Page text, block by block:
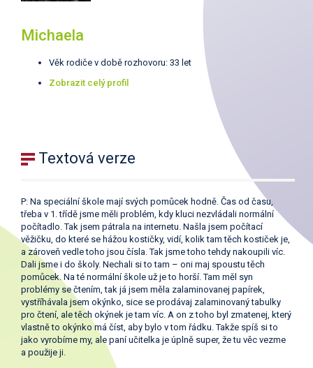
Michaela
Věk rodiče v době rozhovoru: 33 let
Zobrazit celý profil
Textová verze
P: Na speciální škole mají svých pomůcek hodně. Čas od času,
třeba v 1. třídě jsme měli problém, kdy kluci nezvládali normální
počítadlo. Tak jsem pátrala na internetu. Našla jsem počítací
věžičku, do které se hážou kostičky, vidí, kolik tam těch kostiček je,
a zároveň vedle toho jsou čísla. Tak jsme toho tehdy nakoupili víc.
Dali jsme i do školy. Nechali si to tam – oni maj spoustu těch
pomůcek. Na té normální škole už je to horší. Tam měl syn
problémy se čtením, tak já jsem měla zalaminovanej papírek,
vystříhávala jsem okýnko, sice se prodávaj zalaminovaný tabulky
pro čtení, ale těch okýnek je tam víc. A on z toho byl zmatenej, který
vlastně to okýnko má číst, aby bylo v tom řádku. Takže spíš si to
jako vyrobíme my, ale paní učitelka je úplně super, že tu věc vezme
a použije ji.